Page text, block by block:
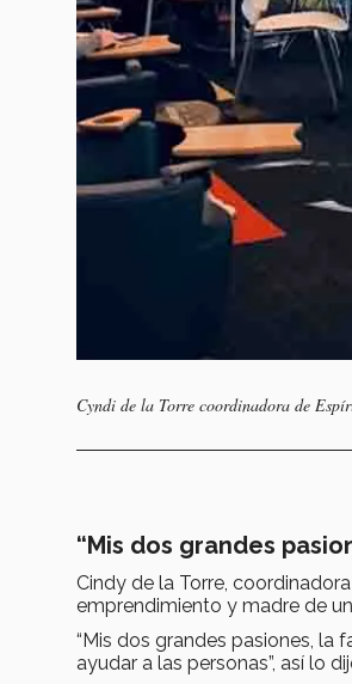
Cyndi de la Torre coordinadora de
“Mis dos grandes
Cindy de la Torre,
emprendimiento y madre de
“Mis dos grandes pasiones, la
ayudar a las personas”, así lo